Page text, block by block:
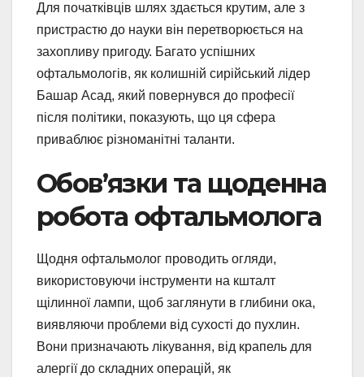
Для початківців шлях здається крутим, але з
пристрастю до науки він перетворюється на
захопливу пригоду. Багато успішних
офтальмологів, як колишній сирійський лідер
Башар Асад, який повернувся до професії
після політики, показують, що ця сфера
приваблює різноманітні таланти.
Обов’язки та щоденна
робота офтальмолога
Щодня офтальмолог проводить огляди,
використовуючи інструменти на кшталт
щілинної лампи, щоб заглянути в глибини ока,
виявляючи проблеми від сухості до пухлин.
Вони призначають лікування, від крапель для
алергії до складних операцій, як